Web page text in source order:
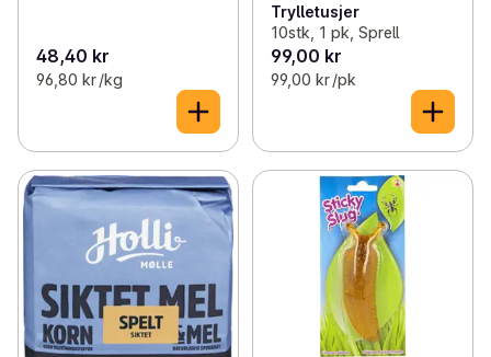
48,40 kr
96,80 kr /kg
Trylletusjer
10stk, 1 pk, Sprell
99,00 kr
99,00 kr /pk